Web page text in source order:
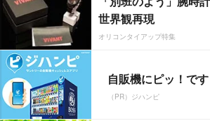
世界観再現
オリコンタイアップ特集
自販機にピッ！で
（PR）ジハンピ